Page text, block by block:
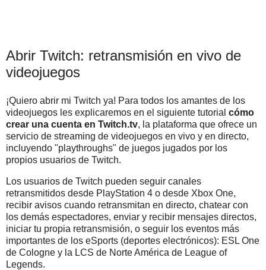
Abrir Twitch: retransmisión en vivo de
videojuegos
¡Quiero abrir mi Twitch ya! Para todos los amantes de los
videojuegos les explicaremos en el siguiente tutorial cómo
crear una cuenta en Twitch.tv, la plataforma que ofrece un
servicio de streaming de videojuegos en vivo y en directo,
incluyendo "playthroughs" de juegos jugados por los
propios usuarios de Twitch.
Los usuarios de Twitch pueden seguir canales
retransmitidos desde PlayStation 4 o desde Xbox One,
recibir avisos cuando retransmitan en directo, chatear con
los demás espectadores, enviar y recibir mensajes directos,
iniciar tu propia retransmisión, o seguir los eventos más
importantes de los eSports (deportes electrónicos): ESL One
de Cologne y la LCS de Norte América de League of
Legends.